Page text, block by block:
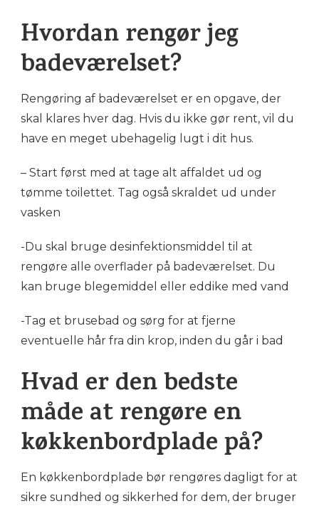
Hvordan rengør jeg
badeværelset?
Rengøring af badeværelset er en opgave, der
skal klares hver dag. Hvis du ikke gør rent, vil du
have en meget ubehagelig lugt i dit hus.
– Start først med at tage alt affaldet ud og
tømme toilettet. Tag også skraldet ud under
vasken
-Du skal bruge desinfektionsmiddel til at
rengøre alle overflader på badeværelset. Du
kan bruge blegemiddel eller eddike med vand
-Tag et brusebad og sørg for at fjerne
eventuelle hår fra din krop, inden du går i bad
Hvad er den bedste
måde at rengøre en
køkkenbordplade på?
En køkkenbordplade bør rengøres dagligt for at
sikre sundhed og sikkerhed for dem, der bruger